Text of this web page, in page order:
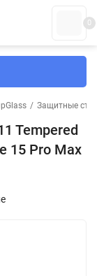
0
/ Защитные
Tempered
15 Pro Max